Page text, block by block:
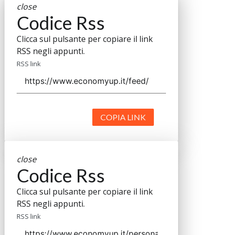
close
Codice Rss
Clicca sul pulsante per copiare il link
RSS negli appunti.
RSS link
COPIA LINK
close
Codice Rss
Clicca sul pulsante per copiare il link
RSS negli appunti.
RSS link